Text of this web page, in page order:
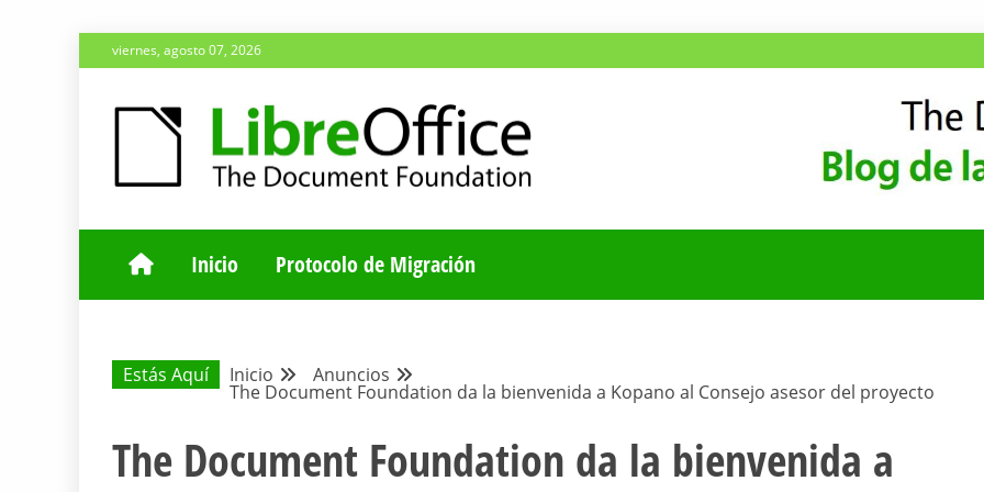
Saltar
al
viernes, agosto 07, 2026
BLOG DE LA COMUNIDAD
Inicio Protocolo de Migración
Estás Aquí Inicio Anuncios
The Document Foundation da la bienvenida a Kopano al Consejo asesor del proyecto
The Document Foundation da la bienvenida a